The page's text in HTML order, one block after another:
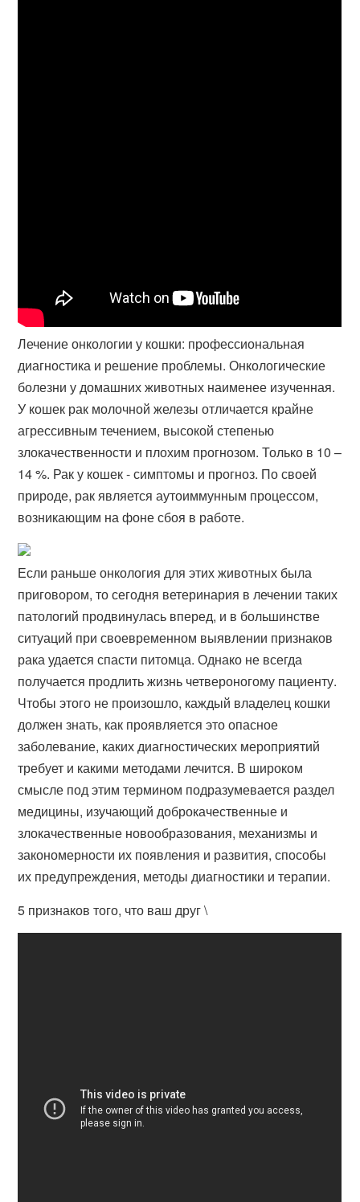
Лечение онкологии у кошки: профессиональная
диагностика и решение проблемы. Онкологические
болезни у домашних животных наименее изученная.
У кошек рак молочной железы отличается крайне
агрессивным течением, высокой степенью
злокачественности и плохим прогнозом. Только в 10 –
14 %. Рак у кошек - симптомы и прогноз. По своей
природе, рак является аутоиммунным процессом,
возникающим на фоне сбоя в работе.
Если раньше онкология для этих животных была
приговором, то сегодня ветеринария в лечении таких
патологий продвинулась вперед, и в большинстве
ситуаций при своевременном выявлении признаков
рака удается спасти питомца. Однако не всегда
получается продлить жизнь четвероногому пациенту.
Чтобы этого не произошло, каждый владелец кошки
должен знать, как проявляется это опасное
заболевание, каких диагностических мероприятий
требует и какими методами лечится. В широком
смысле под этим термином подразумевается раздел
медицины, изучающий доброкачественные и
злокачественные новообразования, механизмы и
закономерности их появления и развития, способы
их предупреждения, методы диагностики и терапии.
5 признаков того, что ваш друг \